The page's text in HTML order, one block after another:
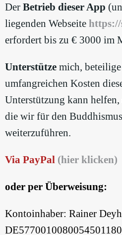
Der Betrieb dieser App
liegenden Webseite
erfordert bis zu € 3000 im
Unterstütze mich,
umfangreichen Kosten
Unterstützung kann
die wir für den
weiterzuführen.
Via PayPal (hier klicken)
oder per Überweisung:
Kontoinhaber: Rainer